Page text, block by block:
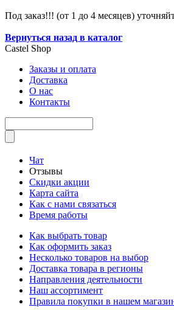
Под заказ!!! (от 1 до 4 месяцев)
Вернуться назад в каталог
Castel Shop
Заказы и оплата
Доставка
О нас
Контакты
Чат
Отзывы
Скидки акции
Карта сайта
Как с нами связаться
Время работы
Как выбрать товар
Как оформить заказ
Несколько товаров на выбор
Доставка товара в регионы
Направления деятельности
Наш ассортимент
Правила покупки в нашем